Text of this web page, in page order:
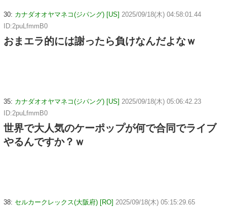
30: カナダオオヤマネコ(ジパング) [US] 2025/09/18(木) 04:58:01.44
ID:2puLfmmB0
おまエラ的には謝ったら負けなんだよなｗ
35: カナダオオヤマネコ(ジパング) [US] 2025/09/18(木) 05:06:42.23
ID:2puLfmmB0
世界で大人気のケーポップが何で合同でライブ
やるんですか？ｗ
38: セルカークレックス(大阪府) [RO] 2025/09/18(木) 05:15:29.65